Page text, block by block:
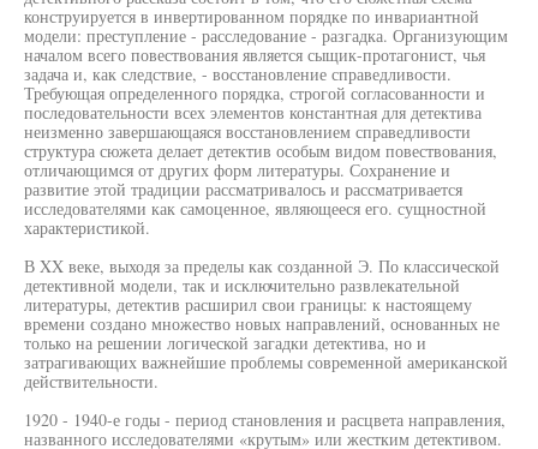
конструируется в инвертированном порядке по инвариантной
модели: преступление - расследование - разгадка. Организующим
началом всего повествования является сыщик-протагонист, чья
задача и, как следствие, - восстановление справедливости.
Требующая определенного порядка, строгой согласованности и
последовательности всех элементов константная для детектива
неизменно завершающаяся восстановлением справедливости
структура сюжета делает детектив особым видом повествования,
отличающимся от других форм литературы. Сохранение и
развитие этой традиции рассматривалось и рассматривается
исследователями как самоценное, являющееся его. сущностной
характеристикой.
В XX веке, выходя за пределы как созданной Э. По классической
детективной модели, так и исключительно развлекательной
литературы, детектив расширил свои границы: к настоящему
времени создано множество новых направлений, основанных не
только на решении логической загадки детектива, но и
затрагивающих важнейшие проблемы современной американской
действительности.
1920 - 1940-е годы - период становления и расцвета направления,
названного исследователями «крутым» или жестким детективом.